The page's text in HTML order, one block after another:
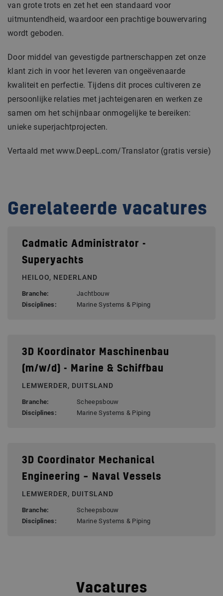
van grote trots en zet het een standaard voor
uitmuntendheid, waardoor een prachtige bouwervaring
wordt geboden.
Door middel van gevestigde partnerschappen zet onze
klant zich in voor het leveren van ongeëvenaarde
kwaliteit en perfectie. Tijdens dit proces cultiveren ze
persoonlijke relaties met jachteigenaren en werken ze
samen om het schijnbaar onmogelijke te bereiken:
unieke superjachtprojecten.
Vertaald met www.DeepL.com/Translator (gratis versie)
Gerelateerde vacatures
Cadmatic Administrator -
Superyachts
HEILOO, NEDERLAND
Branche:
Jachtbouw
Disciplines:
Marine Systems & Piping
3D Koordinator Maschinenbau
(m/w/d) - Marine & Schiffbau
LEMWERDER, DUITSLAND
Branche:
Scheepsbouw
Disciplines:
Marine Systems & Piping
3D Coordinator Mechanical
Engineering – Naval Vessels
LEMWERDER, DUITSLAND
Branche:
Scheepsbouw
Disciplines:
Marine Systems & Piping
Vacatures